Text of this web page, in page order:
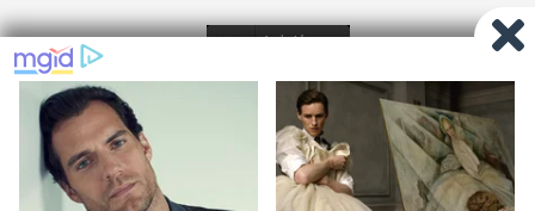
TENTANG KAMI PEDOMAN MEDIA SIBER
KEBIJAKAN PRIVASI
DISCLAIMER